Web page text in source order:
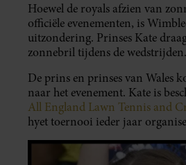
Hoewel de royals afzien van
officiële evenementen, is
uitzondering. Prinses Kate
zonnebril tijdens de wedstrijden.
De prins en prinses van Wales
naar het evenement. Kate is
All England Lawn Tennis and
hyet toernooi ieder jaar